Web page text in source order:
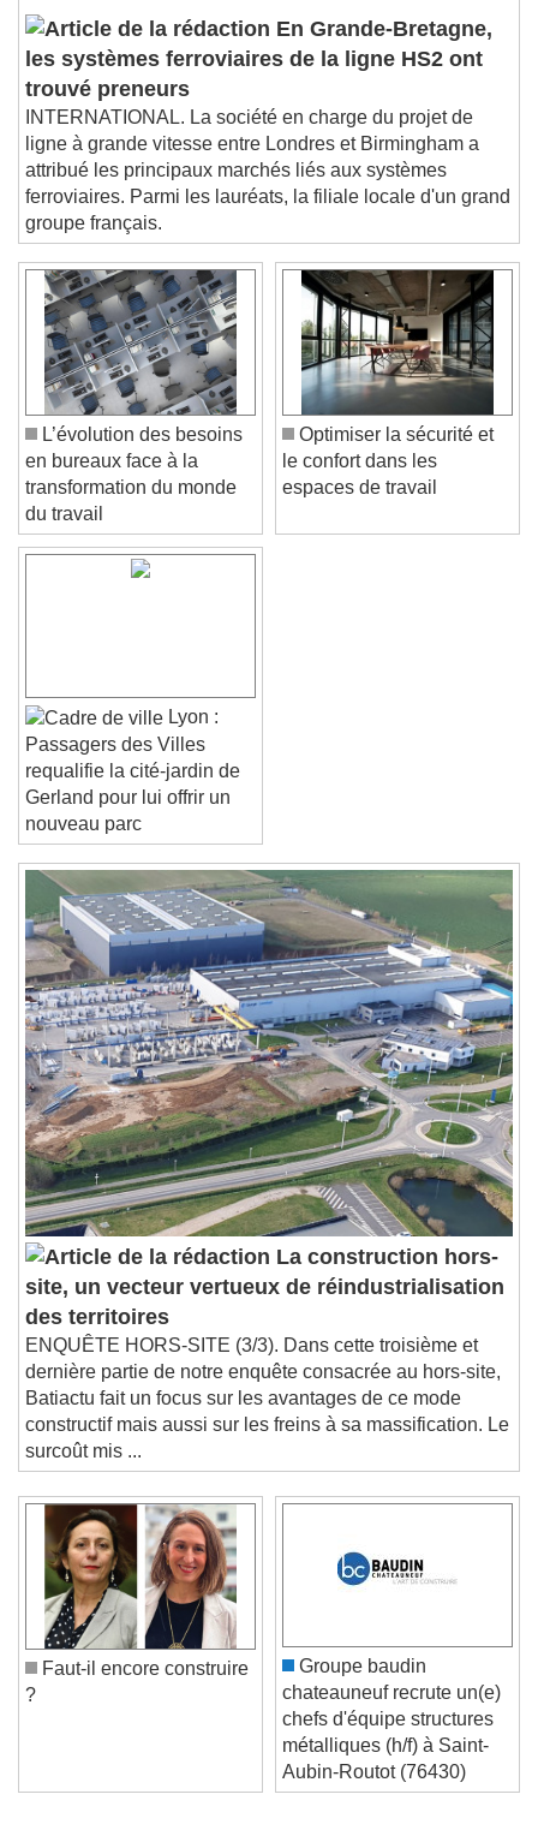
Picture-in-Picture
Fullscreen
This is a modal window.
Beginning of dialog window. Escape will cancel
and close the window.
Text
Color
Text Background
Color Opacity
Caption Area Background
Color Opacity
Font Size
Text Edge Style
Close Modal Dialog
End of dialog window.
En Grande-Bretagne,
les systèmes ferroviaires de la ligne HS2 ont
trouvé preneurs
INTERNATIONAL. La société en charge du projet de
ligne à grande vitesse entre Londres et Birmingham a
attribué les principaux marchés liés aux systèmes
ferroviaires. Parmi les lauréats, la filiale locale d'un grand
groupe français.
L’évolution des besoins
en bureaux face à la
transformation du monde
du travail
Optimiser la sécurité et
le confort dans les
espaces de travail
Lyon :
Passagers des Villes
requalifie la cité-jardin de
Gerland pour lui offrir un
nouveau parc
La construction hors-
site, un vecteur vertueux de réindustrialisation
des territoires
ENQUÊTE HORS-SITE (3/3). Dans cette troisième et
dernière partie de notre enquête consacrée au hors-site,
Batiactu fait un focus sur les avantages de ce mode
constructif mais aussi sur les freins à sa massification. Le
surcoût mis ...
Faut-il encore construire
?
Groupe baudin
chateauneuf recrute un(e)
chefs d'équipe structures
métalliques (h/f) à Saint-
Aubin-Routot (76430)